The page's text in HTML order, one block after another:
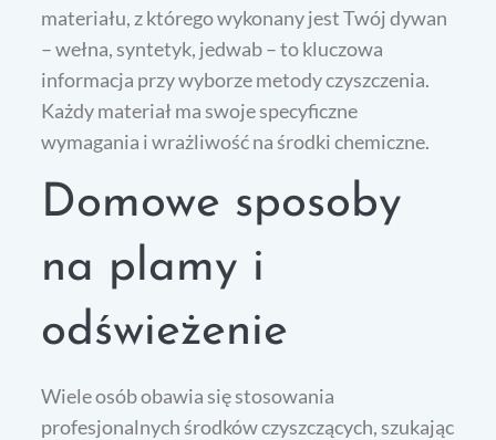
materiału, z którego wykonany jest Twój dywan
– wełna, syntetyk, jedwab – to kluczowa
informacja przy wyborze metody czyszczenia.
Każdy materiał ma swoje specyficzne
wymagania i wrażliwość na środki chemiczne.
Domowe sposoby
na plamy i
odświeżenie
Wiele osób obawia się stosowania
profesjonalnych środków czyszczących, szukając